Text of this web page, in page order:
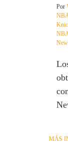
Por
MÁS